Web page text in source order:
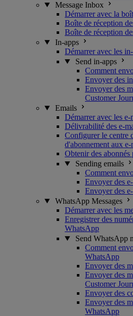
Message Inbox
Démarrer avec la
Boîte de réception
Boîte de réception
In-apps
Démarrer avec les
Send in-apps
Comment
Envoyer des
Envoyer des
Customer
Emails
Démarrer avec les e-
Délivrabilité des e-
Configurer le centre
d'abonnement aux e-
Obtenir des abonnés
Sending emails
Comment
Envoyer des
Envoyer des
WhatsApp Messages
Démarrer avec les
Enregistrer des
WhatsApp
Send WhatsApp
Comment
WhatsApp
Envoyer des
Envoyer des
Customer
Envoyer des
Envoyer des
WhatsApp